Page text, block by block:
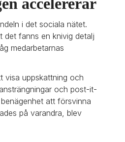
i det sociala nätet.
det fanns en knivig detalj
medarbetarnas
visa uppskattning och
och post-it-
att försvinna
på varandra, blev